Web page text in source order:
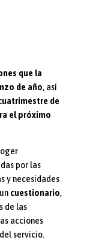
que la
de año, así
de
el próximo
por las
y necesidades
cuestionario,
de las
acciones
servicio.